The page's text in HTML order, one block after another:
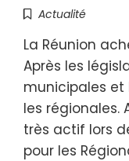
Actualité
La Réunion
Après les
municipales et
les régionales.
très actif lors
pour les